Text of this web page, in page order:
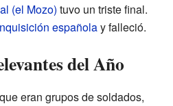
(el Mozo) tuvo un triste final.
españolay falleció.
del Año
eran grupos de soldados,